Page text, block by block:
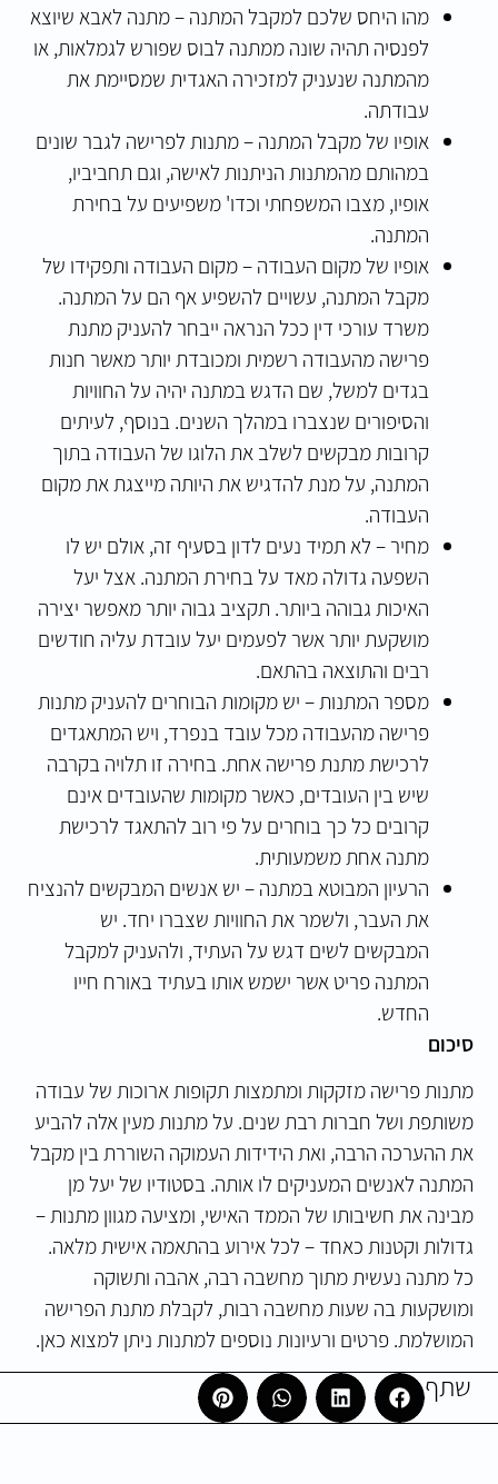
מהו היחס שלכם למקבל המתנה – מתנה לאבא שיוצא
לפנסיה תהיה שונה ממתנה לבוס שפורש לגמלאות, או
מהמתנה שנעניק למזכירה האגדית שמסיימת את
עבודתה.
אופיו של מקבל המתנה – מתנות לפרישה לגבר שונים
במהותם מהמתנות הניתנות לאישה, וגם תחביביו,
אופיו, מצבו המשפחתי וכדו' משפיעים על בחירת
המתנה.
אופיו של מקום העבודה – מקום העבודה ותפקידו של
מקבל המתנה, עשויים להשפיע אף הם על המתנה.
משרד עורכי דין ככל הנראה ייבחר להעניק מתנת
פרישה מהעבודה רשמית ומכובדת יותר מאשר חנות
בגדים למשל, שם הדגש במתנה יהיה על החוויות
והסיפורים שנצברו במהלך השנים. בנוסף, לעיתים
קרובות מבקשים לשלב את הלוגו של העבודה בתוך
המתנה, על מנת להדגיש את היותה מייצגת את מקום
העבודה.
מחיר – לא תמיד נעים לדון בסעיף זה, אולם יש לו
השפעה גדולה מאד על בחירת המתנה. אצל יעל
האיכות גבוהה ביותר. תקציב גבוה יותר מאפשר יצירה
מושקעת יותר אשר לפעמים יעל עובדת עליה חודשים
רבים והתוצאה בהתאם.
מספר המתנות – יש מקומות הבוחרים להעניק מתנות
פרישה מהעבודה מכל עובד בנפרד, ויש המתאגדים
לרכישת מתנת פרישה אחת. בחירה זו תלויה בקרבה
שיש בין העובדים, כאשר מקומות שהעובדים אינם
קרובים כל כך בוחרים על פי רוב להתאגד לרכישת
מתנה אחת משמעותית.
הרעיון המבוטא במתנה – יש אנשים המבקשים להנציח
את העבר, ולשמר את החוויות שצברו יחד. יש
המבקשים לשים דגש על העתיד, ולהעניק למקבל
המתנה פריט אשר ישמש אותו בעתיד באורח חייו
החדש.
סיכום
מתנות פרישה מזקקות ומתמצות תקופות ארוכות של עבודה
משותפת ושל חברות רבת שנים. על מתנות מעין אלה להביע
את ההערכה הרבה, ואת הידידות העמוקה השוררת בין מקבל
המתנה לאנשים המעניקים לו אותה. בסטודיו של יעל מן
מבינה את חשיבותו של הממד האישי, ומציעה מגוון מתנות –
גדולות וקטנות כאחד – לכל אירוע בהתאמה אישית מלאה.
כל מתנה נעשית מתוך מחשבה רבה, אהבה ותשוקה
ומושקעות בה שעות מחשבה רבות, לקבלת מתנת הפרישה
המושלמת. פרטים ורעיונות נוספים למתנות ניתן למצואכאן.
שתף